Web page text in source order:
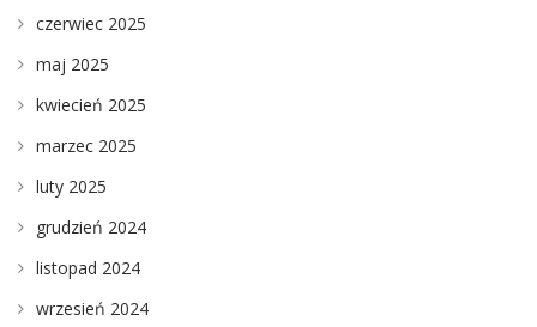
czerwiec 2025
maj 2025
kwiecień 2025
marzec 2025
luty 2025
grudzień 2024
listopad 2024
wrzesień 2024